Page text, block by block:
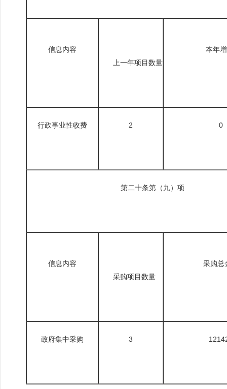
信息内容
上一年项目数量
本年
行政事业性收费 2 0
第二十条第（九）项
信息内容
采购项目数量
采购总
政府集中采购 3